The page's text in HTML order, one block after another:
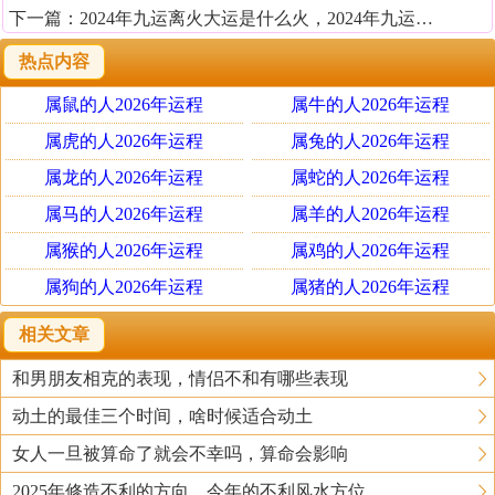
下一篇： 2024年九运离火大运是什么火，2024年九运离火运运势
热点内容
属鼠的人2026年运程
属牛的人2026年运程
属虎的人2026年运程
属兔的人2026年运程
属龙的人2026年运程
属蛇的人2026年运程
属马的人2026年运程
属羊的人2026年运程
属猴的人2026年运程
属鸡的人2026年运程
属狗的人2026年运程
属猪的人2026年运程
相关文章
和男朋友相克的表现，情侣不和有哪些表现
动土的最佳三个时间，啥时候适合动土
女人一旦被算命了就会不幸吗，算命会影响
2025年修造不利的方向，今年的不利风水方位